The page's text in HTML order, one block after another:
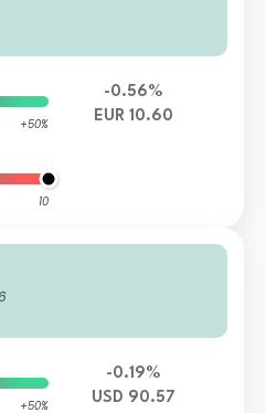
Communication
+50%
10
-0.56%
EUR 10.60
+50%
-0.19%
USD 90.57